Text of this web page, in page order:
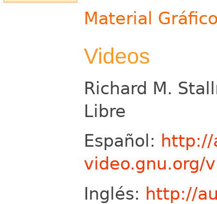
Material
Videos
Richard M.
Libre
Español:
video.gnu.org/
Inglés: http://